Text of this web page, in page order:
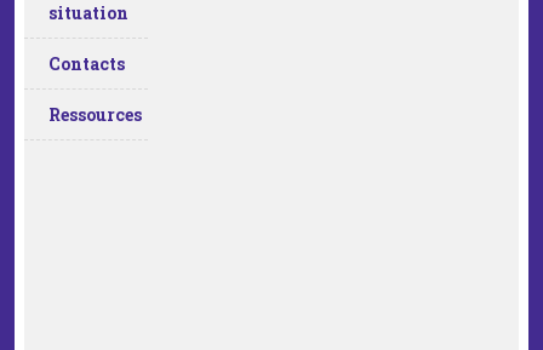
situation
Contacts
Ressources